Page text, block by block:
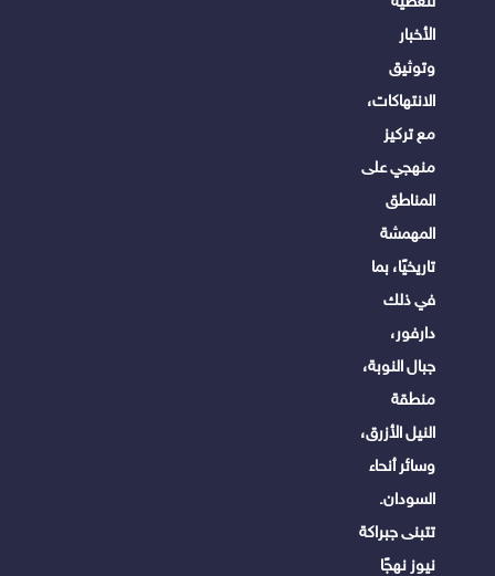
الأخبار
وتوثيق
الانتهاكات،
مع تركيز
منهجي على
المناطق
المهمشة
تاريخيًا، بما
في ذلك
دارفور،
جبال النوبة،
منطقة
النيل الأزرق،
وسائر أنحاء
السودان.
تتبنى جبراكة
نيوز نهجًا